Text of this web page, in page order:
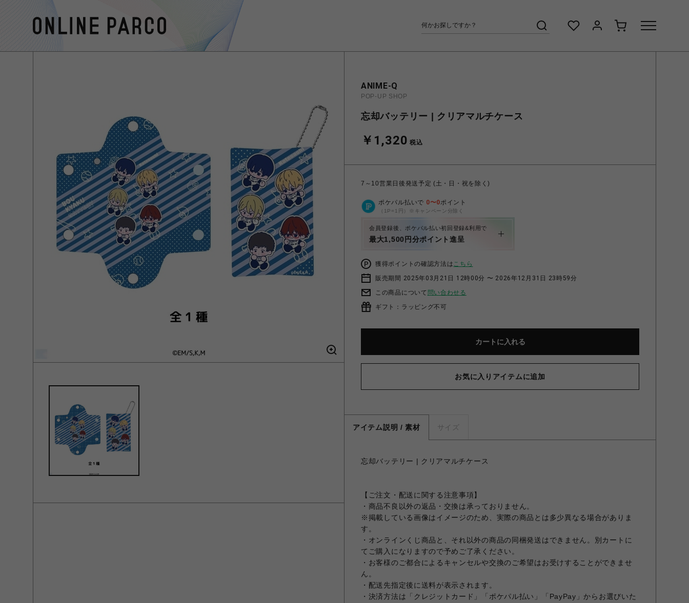
ANIME-Q
POP-UP SHOP
忘却バッテリー | クリアマルチケース
￥1,320 税込
7～10営業日後発送予定 (土・日・祝を除く)
ポケパル払いで 0〜0ポイント
（1P=1円）※キャンペーン分除く
会員登録後、ポケパル払い初回登録&利用で
最大1,500円分ポイント進呈
獲得ポイントの確認方法はこちら
販売期間 2025年03月21日 12時00分 〜 2026年12月31日 23時59分
この商品について 問い合わせる
ギフト：ラッピング不可
カートに入れる
お気に入りアイテムに追加
アイテム説明 / 素材 サイズ
忘却バッテリー | クリアマルチケース
【ご注文・配送に関する注意事項】
・商品不良以外の返品・交換は承っておりません。
※掲載している画像はイメージのため、実際の商品とは多少異なる場合がありま
す。
・オンラインくじ商品と、それ以外の商品の同梱発送はできません。別カートに
てご購入になりますので予めご了承ください。
・お客様のご都合によるキャンセルや交換のご希望はお受けすることができませ
ん。
・配送先指定後に送料が表示されます。
・決済方法は「クレジットカード」「ポケパル払い」「PayPay」からお選びいた